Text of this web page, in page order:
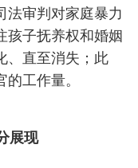
法审判对家庭暴力
孩子抚养权和婚姻
、直至消失；此
工作量。
展现